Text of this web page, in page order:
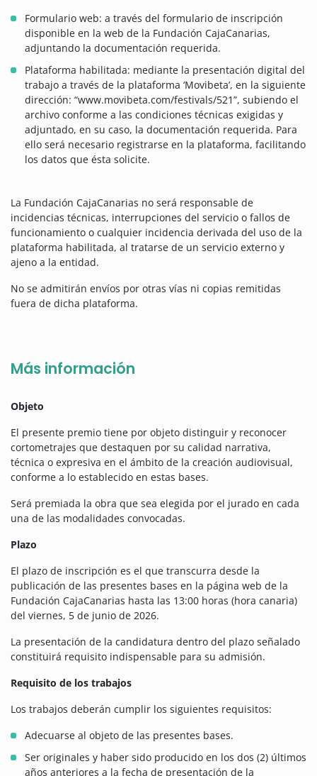
Formulario web: a través del formulario de inscripción
disponible en la web de la Fundación CajaCanarias,
adjuntando la documentación requerida.
Plataforma habilitada: mediante la presentación digital del
trabajo a través de la plataforma ‘Movibeta’, en la siguiente
dirección: “www.movibeta.com/festivals/521”, subiendo el
archivo conforme a las condiciones técnicas exigidas y
adjuntado, en su caso, la documentación requerida. Para
ello será necesario registrarse en la plataforma, facilitando
los datos que ésta solicite.
La Fundación CajaCanarias no será responsable de
incidencias técnicas, interrupciones del servicio o fallos de
funcionamiento o cualquier incidencia derivada del uso de la
plataforma habilitada, al tratarse de un servicio externo y
ajeno a la entidad.
No se admitirán envíos por otras vías ni copias remitidas
fuera de dicha plataforma.
Más información
Objeto
El presente premio tiene por objeto distinguir y reconocer
cortometrajes que destaquen por su calidad narrativa,
técnica o expresiva en el ámbito de la creación audiovisual,
conforme a lo establecido en estas bases.
Será premiada la obra que sea elegida por el jurado en cada
una de las modalidades convocadas.
Plazo
El plazo de inscripción es el que transcurra desde la
publicación de las presentes bases en la página web de la
Fundación CajaCanarias hasta las 13:00 horas (hora canaria)
del viernes, 5 de junio de 2026.
La presentación de la candidatura dentro del plazo señalado
constituirá requisito indispensable para su admisión.
Requisito de los trabajos
Los trabajos deberán cumplir los siguientes requisitos:
Adecuarse al objeto de las presentes bases.
Ser originales y haber sido producido en los dos (2) últimos
años anteriores a la fecha de presentación de la